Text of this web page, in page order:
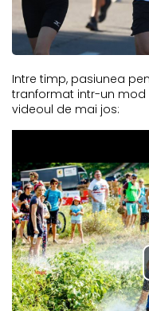
Intre timp, pasiunea
tranformat intr-un mod
videoul de mai jos: